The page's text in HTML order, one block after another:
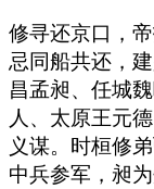
修寻还京口，
忌同船共还，
昌孟昶、任城
人、太原王元
义谋。时桓修
中兵参军，昶